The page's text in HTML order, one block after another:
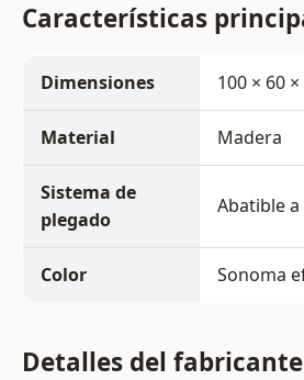
Características
Dimensiones 100 × 60
Material Madera
Sistema de
plegado
Abatible
Color Sonoma
Detalles del fabricante